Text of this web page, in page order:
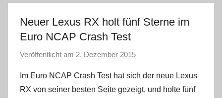
Neuer Lexus RX holt fünf Sterne im
Euro NCAP Crash Test
Veröffentlicht am 2. Dezember 2015
n
a
Im Euro NCAP Crash Test hat sich der neue Lexus
RX von seiner besten Seite gezeigt, und holte fünf